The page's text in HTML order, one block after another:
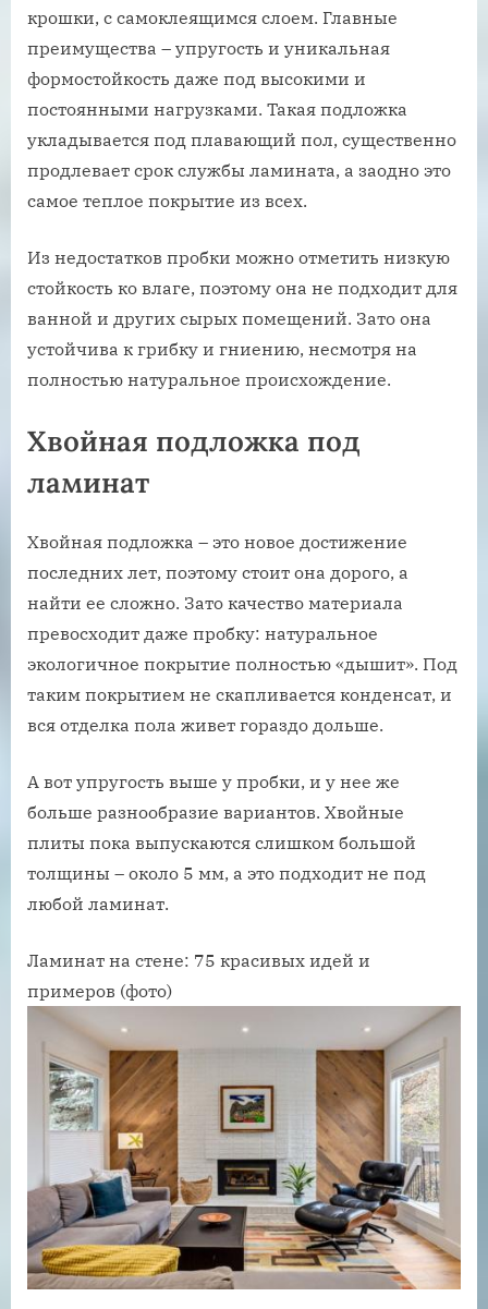
крошки, с самоклеящимся слоем. Главные
преимущества – упругость и уникальная
формостойкость даже под высокими и
постоянными нагрузками. Такая подложка
укладывается под плавающий пол, существенно
продлевает срок службы ламината, а заодно это
самое теплое покрытие из всех.
Из недостатков пробки можно отметить низкую
стойкость ко влаге, поэтому она не подходит для
ванной и других сырых помещений. Зато она
устойчива к грибку и гниению, несмотря на
полностью натуральное происхождение.
Хвойная подложка под
ламинат
Хвойная подложка – это новое достижение
последних лет, поэтому стоит она дорого, а
найти ее сложно. Зато качество материала
превосходит даже пробку: натуральное
экологичное покрытие полностью «дышит». Под
таким покрытием не скапливается конденсат, и
вся отделка пола живет гораздо дольше.
А вот упругость выше у пробки, и у нее же
больше разнообразие вариантов. Хвойные
плиты пока выпускаются слишком большой
толщины – около 5 мм, а это подходит не под
любой ламинат.
Ламинат на стене: 75 красивых идей и
примеров (фото)